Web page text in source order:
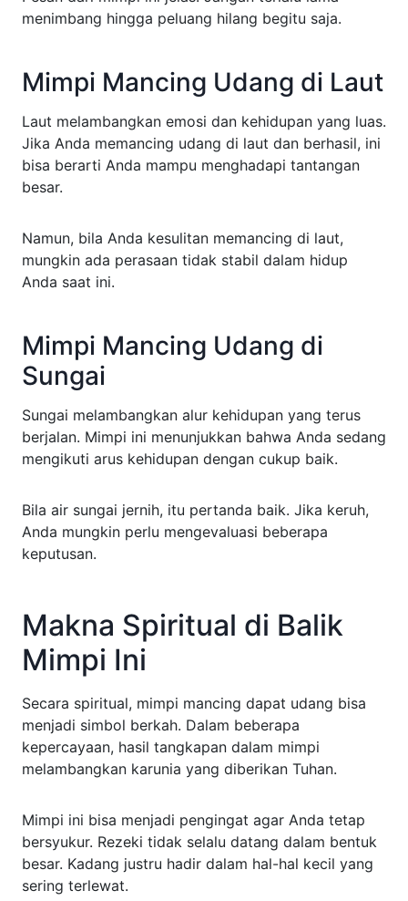
menimbang hingga peluang hilang begitu saja.
Mimpi Mancing Udang di Laut
Laut melambangkan emosi dan kehidupan yang luas.
Jika Anda memancing udang di laut dan berhasil, ini
bisa berarti Anda mampu menghadapi tantangan
besar.
Namun, bila Anda kesulitan memancing di laut,
mungkin ada perasaan tidak stabil dalam hidup
Anda saat ini.
Mimpi Mancing Udang di
Sungai
Sungai melambangkan alur kehidupan yang terus
berjalan. Mimpi ini menunjukkan bahwa Anda sedang
mengikuti arus kehidupan dengan cukup baik.
Bila air sungai jernih, itu pertanda baik. Jika keruh,
Anda mungkin perlu mengevaluasi beberapa
keputusan.
Makna Spiritual di Balik
Mimpi Ini
Secara spiritual, mimpi mancing dapat udang bisa
menjadi simbol berkah. Dalam beberapa
kepercayaan, hasil tangkapan dalam mimpi
melambangkan karunia yang diberikan Tuhan.
Mimpi ini bisa menjadi pengingat agar Anda tetap
bersyukur. Rezeki tidak selalu datang dalam bentuk
besar. Kadang justru hadir dalam hal-hal kecil yang
sering terlewat.